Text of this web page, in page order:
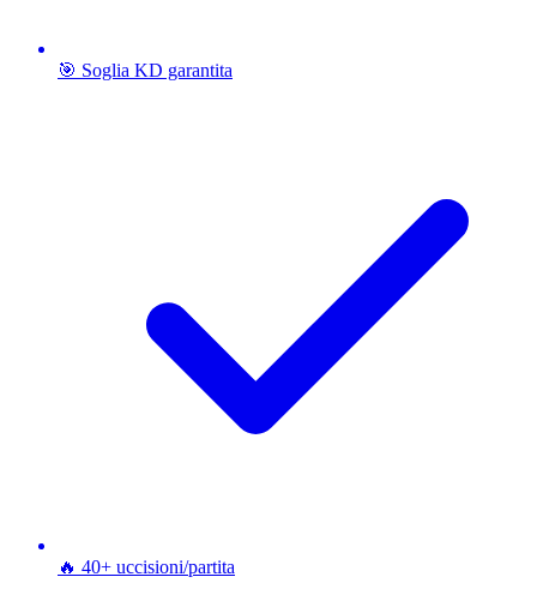
🎯 Soglia KD garantita
🔥 40+ uccisioni/partita